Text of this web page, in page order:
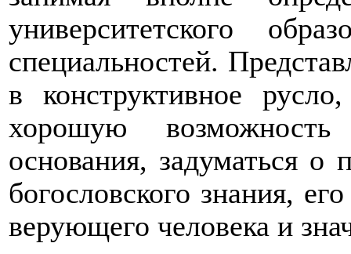
университетского
специальностей.
в конструктивное
хорошую возможность
основания, задуматься о
богословского знания,
верующего человека и